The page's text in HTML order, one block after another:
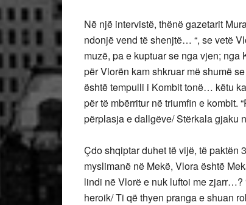
Në një intervistë, thënë gazetarit
ndonjë vend të shenjtë… “, se vetë
muzë, pa e kuptuar se nga vjen;
për Vlorën kam shkruar më shumë
është tempulli i Kombit tonë… këtu
për të mbërritur në triumfin e kombit.
përplasja e dallgëve/ Stërkala gjaku
Çdo shqiptar duhet të vijë, të paktën
myslimanë në Mekë, Vlora është
lindi në Vlorë e nuk luftoi me zjarr…?
heroik/ Ti që thyen pranga e shuan